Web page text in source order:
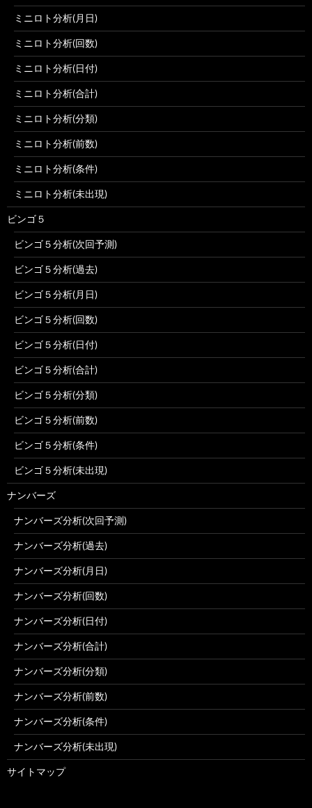
ミニロト分析(月日)
ミニロト分析(回数)
ミニロト分析(日付)
ミニロト分析(合計)
ミニロト分析(分類)
ミニロト分析(前数)
ミニロト分析(条件)
ミニロト分析(未出現)
ビンゴ５
ビンゴ５分析(次回予測)
ビンゴ５分析(過去)
ビンゴ５分析(月日)
ビンゴ５分析(回数)
ビンゴ５分析(日付)
ビンゴ５分析(合計)
ビンゴ５分析(分類)
ビンゴ５分析(前数)
ビンゴ５分析(条件)
ビンゴ５分析(未出現)
ナンバーズ
ナンバーズ分析(次回予測)
ナンバーズ分析(過去)
ナンバーズ分析(月日)
ナンバーズ分析(回数)
ナンバーズ分析(日付)
ナンバーズ分析(合計)
ナンバーズ分析(分類)
ナンバーズ分析(前数)
ナンバーズ分析(条件)
ナンバーズ分析(未出現)
サイトマップ